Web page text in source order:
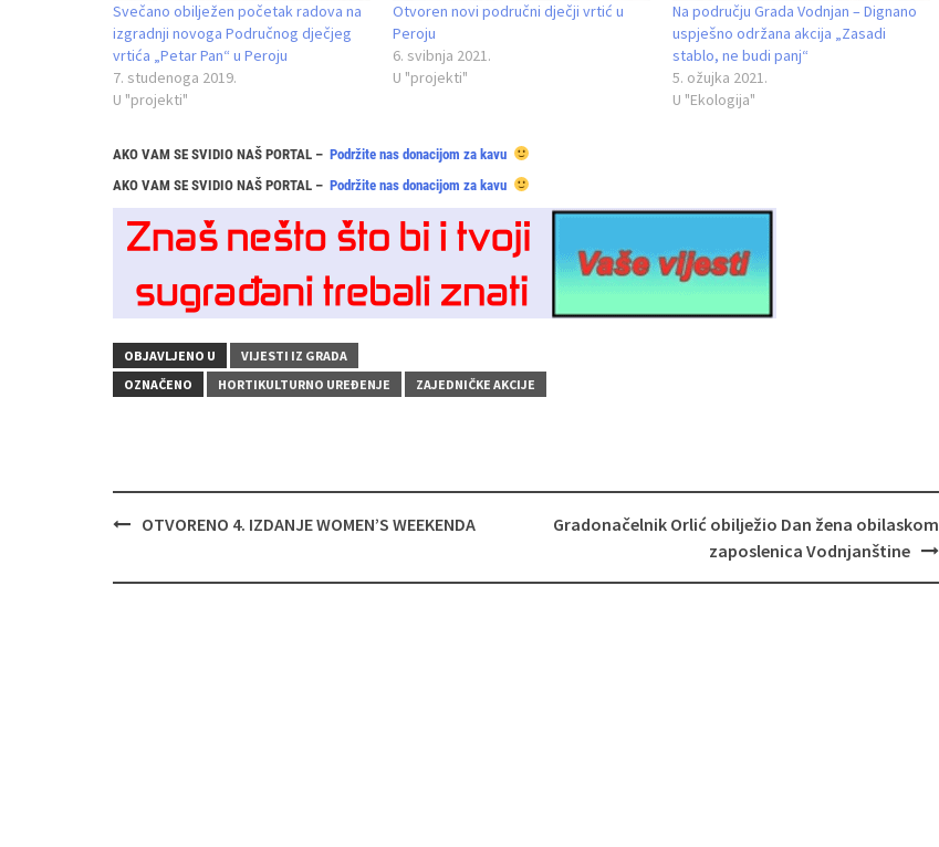
Svečano obilježen početak radova na
izgradnji novoga Područnog dječjeg
vrtića „Petar Pan“ u Peroju
7. studenoga 2019.
U "projekti"
Otvoren novi područni dječji vrtić u
Peroju
6. svibnja 2021.
U "projekti"
Na području Grada Vodnjan – Dignano
uspješno održana akcija „Zasadi
stablo, ne budi panj“
5. ožujka 2021.
U "Ekologija"
AKO VAM SE SVIDIO NAŠ PORTAL – Podržite nas donacijom za kavu
AKO VAM SE SVIDIO NAŠ PORTAL – Podržite nas donacijom za kavu
OBJAVLJENO U
VIJESTI IZ GRADA
OZNAČENO
HORTIKULTURNO UREĐENJE ZAJEDNIČKE AKCIJE
Navigacija
OTVORENO 4. IZDANJE WOMEN’S WEEKENDA
Gradonačelnik Orlić obilježio Dan žena obilaskom
zaposlenica Vodnjanštine